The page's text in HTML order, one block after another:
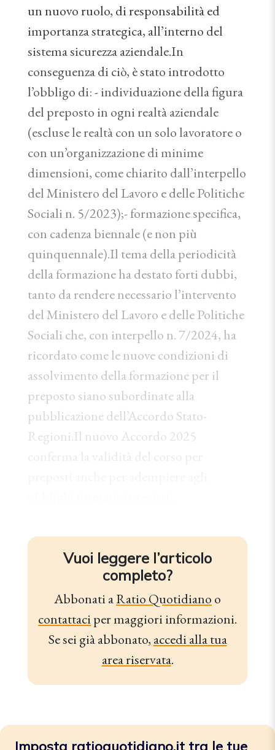
un nuovo ruolo, di responsabilità ed
importanza strategica, all’interno del
sistema sicurezza aziendale.In
conseguenza di ciò, è stato introdotto
l’obbligo di: - individuazione della figura
del preposto in ogni realtà aziendale
(escluse le realtà con un solo lavoratore o
con un’organizzazione di minime
dimensioni, come chiarito dall’interpello
del Ministero del Lavoro e delle Politiche
Sociali n. 5/2023);- formazione specifica,
con cadenza biennale (e non più
quinquennale).Il tema della periodicità
della formazione ha destato forti dubbi,
tanto da rendere necessario l’intervento
del Ministero del Lavoro e delle Politiche
Sociali che, con interpello n. 7/2024, ha
ricordato come le nuove condizioni di
assolvimento della formazione per il
preposto siano subordinate alla
pubblicazione dell’Accordo Stato-
Regioni.Il nuovo Accordo 2025
Vuoi leggere l’articolo
completo?
Abbonati aRatio Quotidiano o
contattaciper maggiori informazioni.
Se sei già abbonato, accedi alla tua
area riservata.
Imposta ratioquotidiano.it tra le tue